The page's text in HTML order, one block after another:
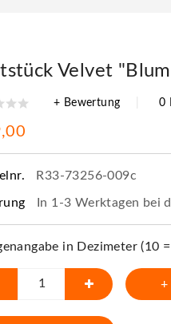
Velvet
+ Bewertung 0
R33-73256-009c
In 1-3 Werktagen bei
in Dezimeter (10
+